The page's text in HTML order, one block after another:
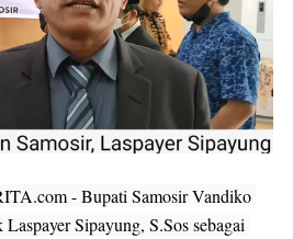
- Bupati Samosir Vandiko
Sipayung, S.Sos sebagai